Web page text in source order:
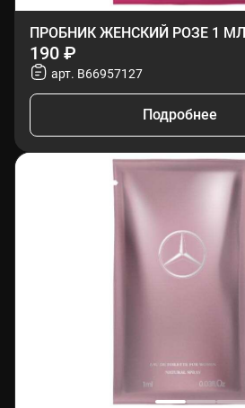
ПРОБНИК ЖЕНСКИЙ РОЗЕ 1 МЛ
190 ₽
арт. B66957127
Подробнее